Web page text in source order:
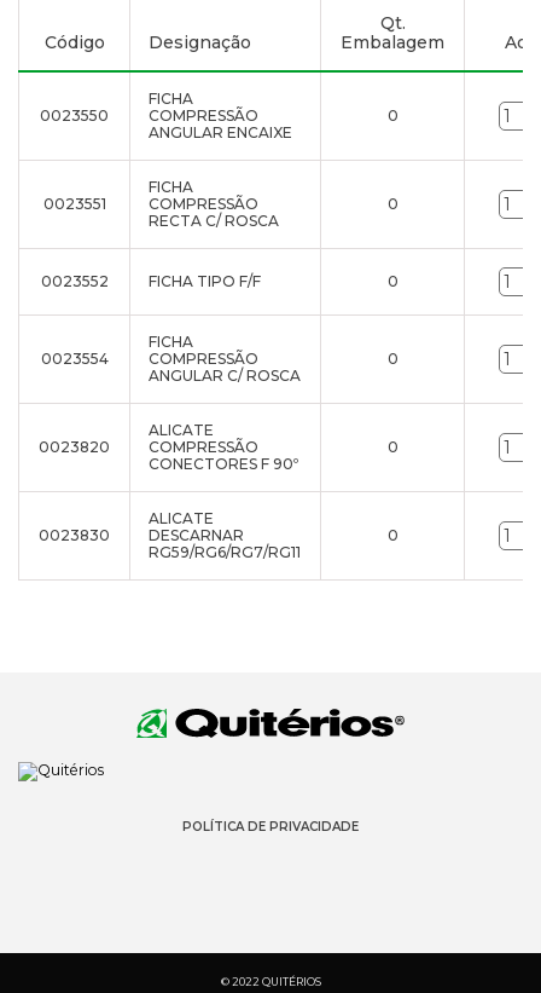
Código Designação
Qt.
Embalagem
0023550
FICHA
COMPRESSÃO
ANGULAR ENCAIXE
0
0023551
FICHA
COMPRESSÃO
RECTA C/ ROSCA
0
0023552 FICHA TIPO F/F 0
0023554
FICHA
COMPRESSÃO
ANGULAR C/ ROSCA
0
0023820
ALICATE
COMPRESSÃO
CONECTORES F 90º
0
0023830
ALICATE
DESCARNAR
RG59/RG6/RG7/RG11
0
POLÍTICA DE PRIVACIDADE
© 2022 QUITÉRIOS